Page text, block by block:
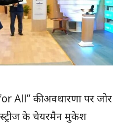
All” की अवधारणा पर जोर
के चेयरमैन मुकेश